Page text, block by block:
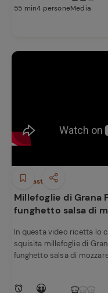
55 min4 personeMedia
Antipasti
Millefoglie di Grana
funghetto salsa di
In questa video ricetta lo
squisita millefoglie di
funghetto salsa di